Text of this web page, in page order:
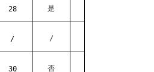
28 是
/ /
30 否